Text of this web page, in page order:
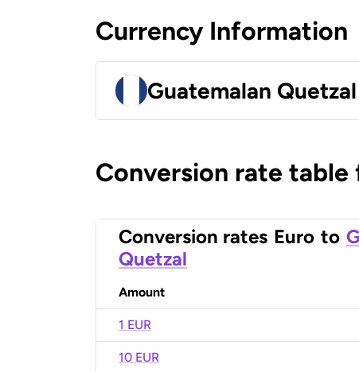
Currency Information
Guatemalan
Conversion rate
Conversion rates Euro to
Quetzal
Amount
1 EUR
10 EUR